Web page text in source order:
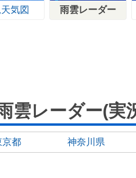
気図 雨雲レーダー
雲レーダー(実
京都 神奈川県